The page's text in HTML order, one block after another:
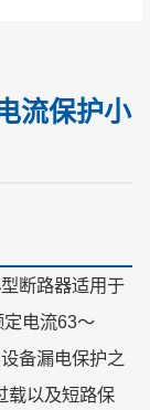
流保护小
断路器适用于
电流63～
备漏电保护之
以及短路保